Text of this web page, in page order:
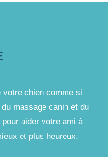
votre chien comme si
massage canin et du
aider votre ami à
et plus heureux.